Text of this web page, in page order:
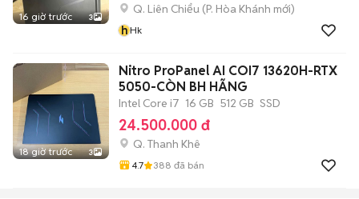
16 giờ trước 3
Q. Liên Chiểu (P. Hòa Khánh mới)
hHk
18 giờ trước 3
Nitro ProPanel AI COI7 13620H-RTX
5050-CÒN BH HÃNG
Intel Core i7 16 GB 512 GB SSD
24.500.000 đ
Q. Thanh Khê
4.7 388 đã bán